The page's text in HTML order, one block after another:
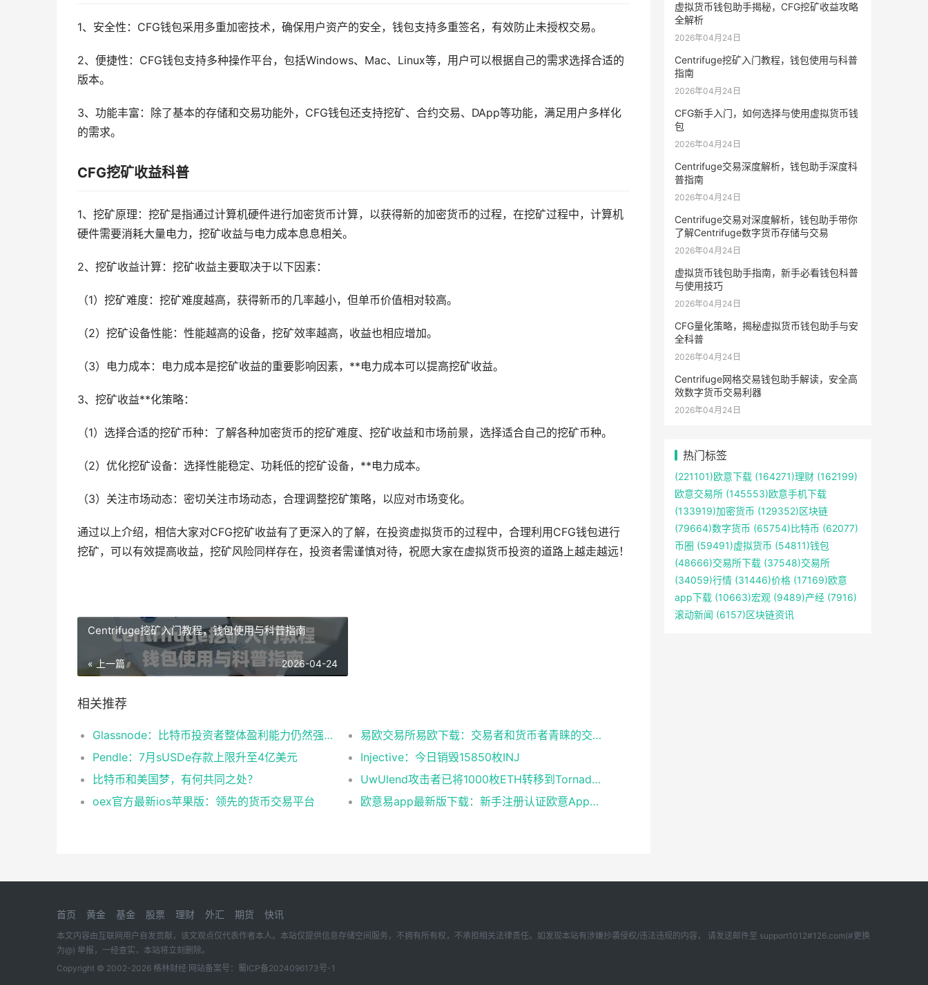
1、安全性：CFG钱包采用多重加密技术，确保用户资产的安全，钱包支持多重签名，有效防止未授权交易。
2、便捷性：CFG钱包支持多种操作平台，包括Windows、Mac、Linux等，用户可以根据自己的需求选择合适的
版本。
3、功能丰富：除了基本的存储和交易功能外，CFG钱包还支持挖矿、合约交易、DApp等功能，满足用户多样化
的需求。
CFG挖矿收益科普
1、挖矿原理：挖矿是指通过计算机硬件进行加密货币计算，以获得新的加密货币的过程，在挖矿过程中，计算机
硬件需要消耗大量电力，挖矿收益与电力成本息息相关。
2、挖矿收益计算：挖矿收益主要取决于以下因素：
（1）挖矿难度：挖矿难度越高，获得新币的几率越小，但单币价值相对较高。
（2）挖矿设备性能：性能越高的设备，挖矿效率越高，收益也相应增加。
（3）电力成本：电力成本是挖矿收益的重要影响因素，**电力成本可以提高挖矿收益。
3、挖矿收益**化策略：
（1）选择合适的挖矿币种：了解各种加密货币的挖矿难度、挖矿收益和市场前景，选择适合自己的挖矿币种。
（2）优化挖矿设备：选择性能稳定、功耗低的挖矿设备，**电力成本。
（3）关注市场动态：密切关注市场动态，合理调整挖矿策略，以应对市场变化。
通过以上介绍，相信大家对CFG挖矿收益有了更深入的了解，在投资虚拟货币的过程中，合理利用CFG钱包进行
挖矿，可以有效提高收益，挖矿风险同样存在，投资者需谨慎对待，祝愿大家在虚拟货币投资的道路上越走越远！
Centrifuge挖矿入门教程，钱包使用与科普指南
« 上一篇 2026-04-24
相关推荐
Glassnode：比特币投资者整体盈利能力仍然强劲，更大的波动即将到来
易欧交易所易欧下载：交易者和货币者青睐的交易平台
Pendle：7月sUSDe存款上限升至4亿美元
Injective：今日销毁15850枚INJ
比特币和美国梦，有何共同之处？
UwUlend攻击者已将1000枚ETH转移到Tornado Cash
oex官方最新ios苹果版：领先的货币交易平台
欧意易app最新版下载：新手注册认证欧意App下载操作教程
虚拟货币钱包助手揭秘，CFG挖矿收益攻略
全解析
2026年04月24日
Centrifuge挖矿入门教程，钱包使用与科普
指南
2026年04月24日
CFG新手入门，如何选择与使用虚拟货币钱
包
2026年04月24日
Centrifuge交易深度解析，钱包助手深度科
普指南
2026年04月24日
Centrifuge交易对深度解析，钱包助手带你
了解Centrifuge数字货币存储与交易
2026年04月24日
虚拟货币钱包助手指南，新手必看钱包科普
与使用技巧
2026年04月24日
CFG量化策略，揭秘虚拟货币钱包助手与安
全科普
2026年04月24日
Centrifuge网格交易钱包助手解读，安全高
效数字货币交易利器
2026年04月24日
热门标签
(221101)欧意下载 (164271)理财 (162199)
欧意交易所 (145553)欧意手机下载
(133919)加密货币 (129352)区块链
(79664)数字货币 (65754)比特币 (62077)
币圈 (59491)虚拟货币 (54811)钱包
(48666)交易所下载 (37548)交易所
(34059)行情 (31446)价格 (17169)欧意
app下载 (10663)宏观 (9489)产经 (7916)
滚动新闻 (6157)区块链资讯
首页 黄金 基金 股票 理财 外汇 期货 快讯
本文内容由互联网用户自发贡献，该文观点仅代表作者本人。本站仅提供信息存储空间服务，不拥有所有权，不承担相关法律责任。如发现本站有涉嫌抄袭侵权/违法违规的内容， 请发送邮件至 support1012#126.com(#更换
为@) 举报，一经查实，本站将立刻删除。
Copyright © 2002-2026 格林财经 网站备案号： 蜀ICP备2024096173号-1